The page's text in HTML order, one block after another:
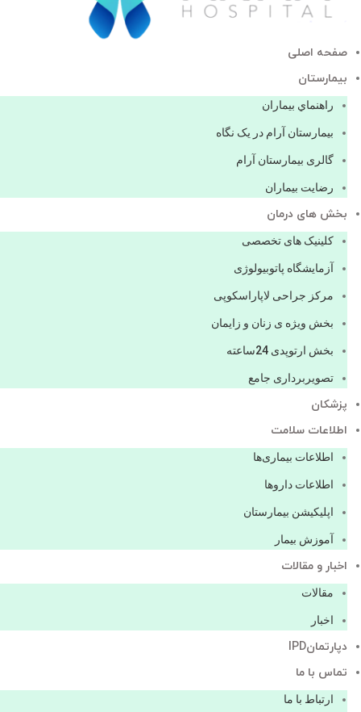
صفحه اصلی
بيمارستان
راهنماي بیماران
بیمارستان آرام در یک نگاه
گالری بیمارستان آرام
رضایت بیماران
بخش های درمان
کلینیک های تخصصی
آزمایشگاه پاتوبیولوژی
مرکز جراحی لاپاراسکوپی
بخش ویژه ی زنان و زایمان
بخش ارتوپدی 24ساعته
تصویربرداری جامع
پزشكان
اطلاعات سلامت
اطلاعات بیماری‌ها
اطلاعات دارو‌ها
اپليكيشن بيمارستان
آموزش بیمار
اخبار و مقالات
مقالات
اخبار
دپارتمانIPD
تماس با ما
ارتباط با ما